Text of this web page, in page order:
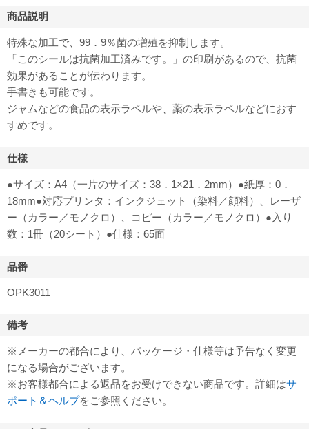
商品説明
特殊な加工で、99．9％菌の増殖を抑制します。
「このシールは抗菌加工済みです。」の印刷があるので、抗菌
効果があることが伝わります。
手書きも可能です。
ジャムなどの食品の表示ラベルや、薬の表示ラベルなどにおす
すめです。
仕様
●サイズ：A4（一片のサイズ：38．1×21．2mm）●紙厚：0．
18mm●対応プリンタ：インクジェット（染料／顔料）、レーザ
ー（カラー／モノクロ）、コピー（カラー／モノクロ）●入り
数：1冊（20シート）●仕様：65面
品番
OPK3011
備考
※メーカーの都合により、パッケージ・仕様等は予告なく変更
になる場合がございます。
※お客様都合による返品をお受けできない商品です。詳細はサ
ポート＆ヘルプをご参照ください。